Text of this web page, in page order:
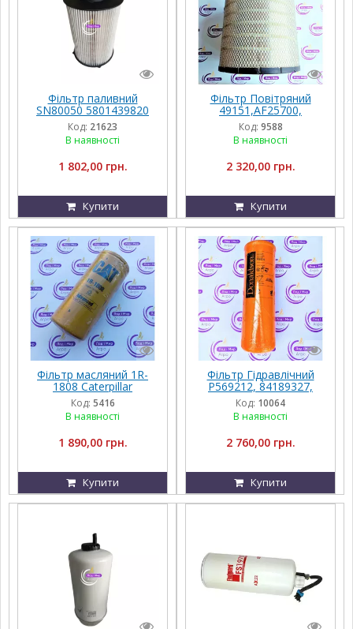
Фільтр паливний
SN80050 5801439820
S6043NE P579940
0011439350
Код: 21623
В наявності
1 802,00 грн.
Купити
Фільтр Повітряний
49151,AF25700,
294292A1 Wix
Код: 9588
В наявності
2 320,00 грн.
Купити
Фільтр масляний 1R-
1808 Caterpillar
Код: 5416
В наявності
1 890,00 грн.
Купити
Фільтр Гідравлічний
P569212, 84189327,
84196445 Donaldson
Код: 10064
В наявності
2 760,00 грн.
Купити